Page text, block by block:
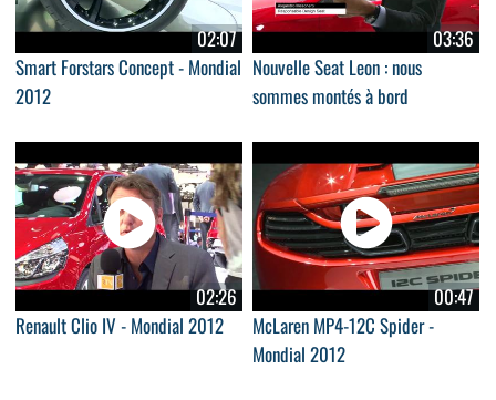
02:07
Smart Forstars Concept - Mondial
2012
03:36
Nouvelle Seat Leon : nous
sommes montés à bord
02:26
Renault Clio IV - Mondial 2012
00:47
McLaren MP4-12C Spider -
Mondial 2012